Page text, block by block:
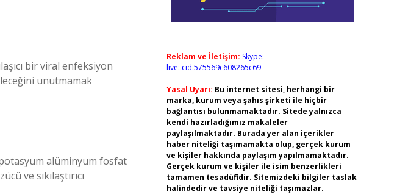
bir viral enfeksiyon
unutmamak
alüminyum fosfat
ve sıkılaştırıcı
Reklam ve İletişim: Skype:
live:.cid.575569c608265c69
Yasal Uyarı: Bu internet sitesi, herhangi bir
marka, kurum veya şahıs şirketi ile hiçbir
bağlantısı bulunmamaktadır. Sitede yalnızca
kendi hazırladığımız makaleler
paylaşılmaktadır. Burada yer alan içerikler
haber niteliği taşımamakta olup, gerçek kurum
ve kişiler hakkında paylaşım yapılmamaktadır.
Gerçek kurum ve kişiler ile isim benzerlikleri
tamamen tesadüfidir. Sitemizdeki bilgiler taslak
halindedir ve tavsiye niteliği taşımazlar.